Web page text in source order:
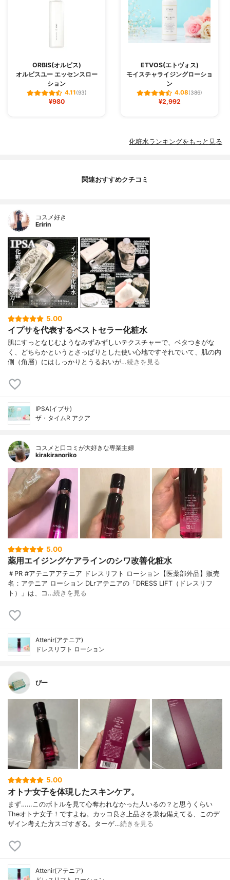
ORBIS(オルビス)
オルビスユー エッセンスロー
ション
4.11(93)
¥980
ETVOS(エトヴォス)
モイスチャライジングローショ
ン
4.08(386)
¥2,992
化粧水ランキングをもっと見る
関連おすすめクチコミ
コスメ好き
Eririn
5.00
イプサを代表するベストセラー化粧水
肌にすっとなじむようなみずみずしいテクスチャーで、ベタつきがな
く、どちらかというとさっぱりとした使い心地ですそれでいて、肌の内
側（角層）にはしっかりとうるおいが…続きを見る
IPSA(イプサ)
ザ・タイムR アクア
コスメと口コミが大好きな専業主婦
kirakiranoriko
5.00
薬用エイジングケアラインのシワ改善化粧水
＃PR #アテニアアテニア ドレスリフト ローション【医薬部外品】販売
名：アテニア ローション DLrアテニアの「DRESS LIFT（ドレスリフ
ト）」は、コ…続きを見る
Attenir(アテニア)
ドレスリフト ローション
ぴー
5.00
オトナ女子を体現したスキンケア。
まず……このボトルを見て心奪われなかった人いるの？と思うくらい
Theオトナ女子！ですよね。カッコ良さ上品さを兼ね備えてる、このデ
ザイン考えた方スゴすぎる。ターゲ…続きを見る
Attenir(アテニア)